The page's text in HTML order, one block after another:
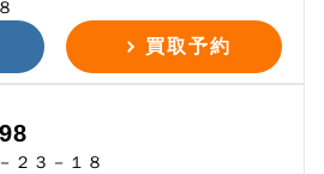
買取予約
２３－１８